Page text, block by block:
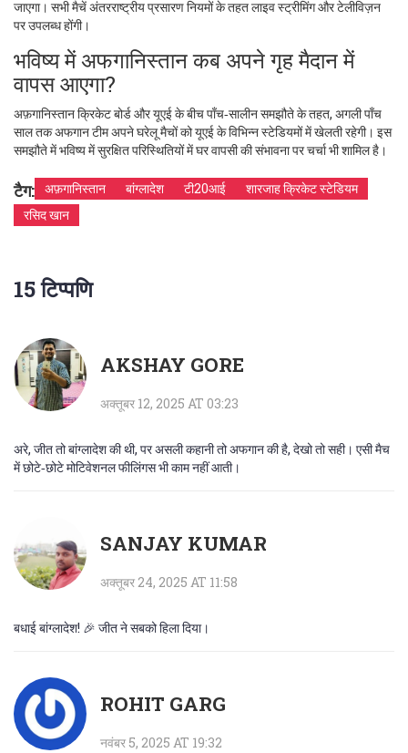
जाएगा। सभी मैचें अंतरराष्ट्रीय प्रसारण नियमों के तहत लाइव स्ट्रीमिंग और टेलीविज़न
पर उपलब्ध होंगी।
भविष्य में अफगानिस्तान कब अपने गृह मैदान में
वापस आएगा?
अफ़गानिस्तान क्रिकेट बोर्ड और यूएई के बीच पाँच‑सालीन समझौते के तहत, अगली पाँच
साल तक अफगान टीम अपने घरेलू मैचों को यूएई के विभिन्न स्टेडियमों में खेलती रहेगी। इस
समझौते में भविष्‍य में सुरक्षित परिस्थितियों में घर वापसी की संभावना पर चर्चा भी शामिल है।
टैग: अफ़गानिस्तान बांग्लादेश टी20आई
शारजाह क्रिकेट स्टेडियम
रसिद खान
15 टिप्पणि
AKSHAY GORE
अक्तूबर 12, 2025 AT 03:23
अरे, जीत तो बांग्लादेश की थी, पर असली कहानी तो अफगान की है, देखो तो सही। एसी मैच
में छोटे‑छोटे मोटिवेशनल फीलिंगस भी काम नहीं आती।
SANJAY KUMAR
अक्तूबर 24, 2025 AT 11:58
बधाई बांग्लादेश! 🎉 जीत ने सबको हिला दिया।
ROHIT GARG
नवंबर 5, 2025 AT 19:32